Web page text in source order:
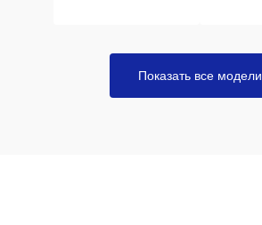
Показать все модели